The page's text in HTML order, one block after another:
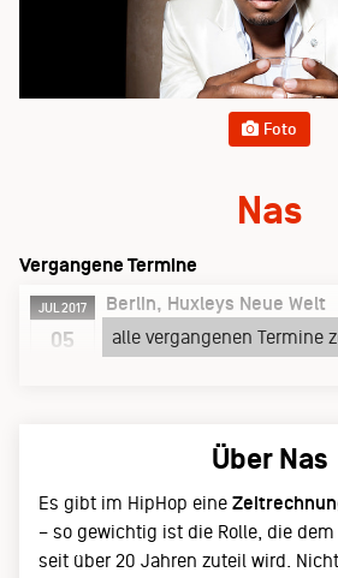
Foto
Nas
Vergangene Termine
JUL 2017
05
Berlin
Huxleys Neue Welt
Mittwoch, 05.07.17
alle vergangenen Termine
Über Nas
Es gibt im HipHop eine
– so gewichtig ist die Rolle, die dem
seit über 20 Jahren zuteil wird.